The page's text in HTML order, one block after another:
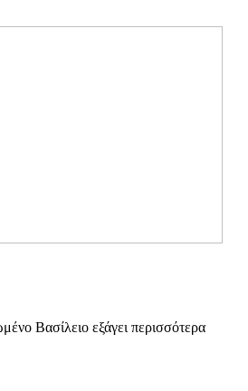
Βασίλειο εξάγει περισσότερα